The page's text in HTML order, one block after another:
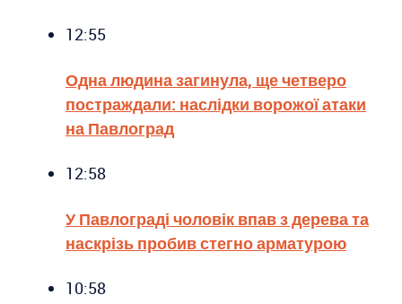
12:55
Одна людина загинула, ще четверо
постраждали: наслідки ворожої атаки
на Павлоград
12:58
У Павлограді чоловік впав з дерева та
наскрізь пробив стегно арматурою
10:58